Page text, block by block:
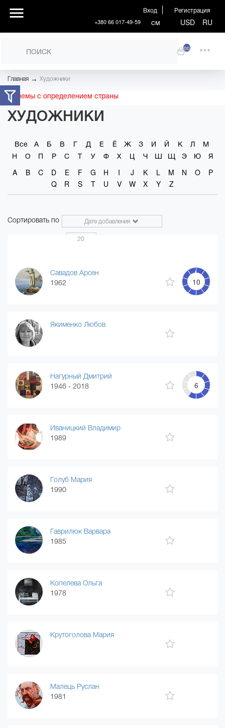
Вход Регистрация
+380 66 017-49-59 см USD RU
00
Главная → Художники
Проблемы с определением страны
ХУДОЖНИКИ
Все А Б В Г Д Е Ё Ж З И Й К Л
М
Н
О П Р С Т У Ф Х Ц Ч Ш Щ Э Ю
Я
A
B C D E F G H I J K L M N O
P
Q
R S T U V W X Y Z
Сортировать по Дате добавления
20
Савадов Арсен
1962
10
Якименко Любов
Нагурный Дмитрий
1946 - 2018
6
Иваницкий Владимир
1989
Голуб Мария
1990
Гаврилюк Варвара
1985
Копелева Ольга
1978
Крутоголова Мария
Малець Руслан
1981